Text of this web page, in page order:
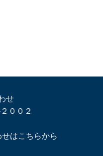
せ
００２
はこちらから